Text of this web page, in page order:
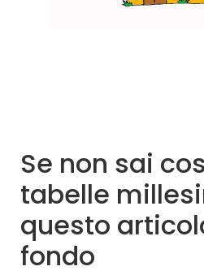
Se non sai
tabelle
questo
fondo